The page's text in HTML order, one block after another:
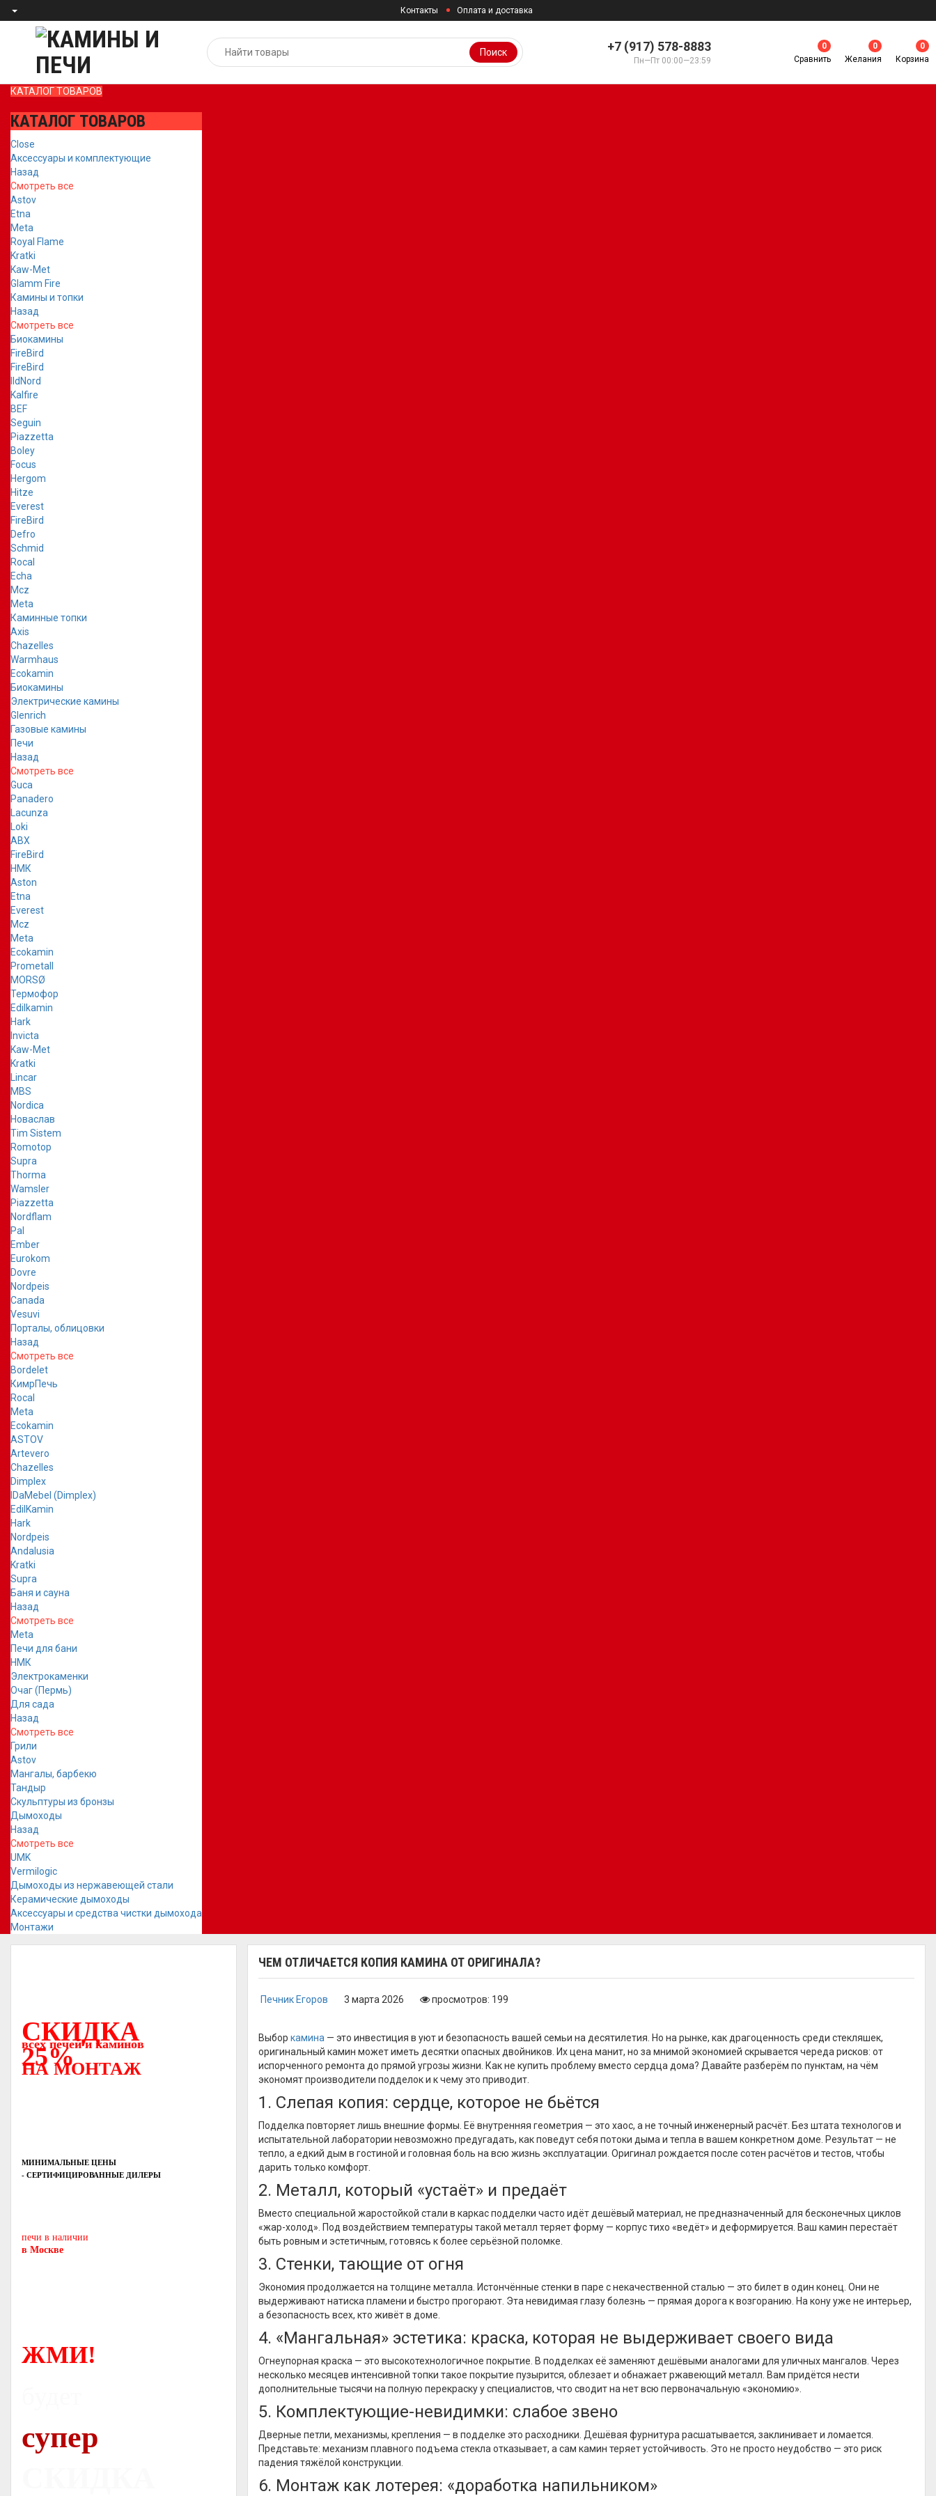
Контакты Оплата и доставка
+7 (917) 578-8883
Пн—Пт 00:00—23:59
Поиск
0
Сравнить
0
Желания
0
Корзина
КАТАЛОГ ТОВАРОВ
КАТАЛОГ ТОВАРОВ
Close
Аксессуары и комплектующие
Назад
Смотреть все
Astov
Etna
Meta
Royal Flame
Kratki
Kaw-Met
Glamm Fire
Камины и топки
Назад
Смотреть все
Биокамины
FireBird
FireBird
IldNord
Kalfire
BEF
Seguin
Piazzetta
Boley
Focus
Hergom
Hitze
Everest
FireBird
Defro
Schmid
Rocal
Echa
Mcz
Meta
Каминные топки
Axis
Chazelles
Warmhaus
Ecokamin
Биокамины
Электрические камины
Glenrich
Газовые камины
Печи
Назад
Смотреть все
Guca
Panadero
Lacunza
Loki
ABX
FireBird
НМК
Aston
Etna
Everest
Mcz
Meta
Ecokamin
Prometall
MORSØ
Термофор
Edilkamin
Hark
Invicta
Kaw-Met
Kratki
Lincar
MBS
Nordica
Новаслав
Tim Sistem
Romotop
Supra
Thorma
Wamsler
Piazzetta
Nordflam
Pal
Ember
Eurokom
Dovre
Nordpeis
Canada
Vesuvi
Порталы, облицовки
Назад
Смотреть все
Bordelet
КимрПечь
Rocal
Meta
Ecokamin
ASTOV
Artevero
Chazelles
Dimplex
IDaMebel (Dimplex)
EdilKamin
Hark
Nordpeis
Andalusia
Kratki
Supra
Баня и сауна
Назад
Смотреть все
Meta
Печи для бани
НМК
Электрокаменки
Очаг (Пермь)
Для сада
Назад
Смотреть все
Грили
Astov
Мангалы, барбекю
Тандыр
Скульптуры из бронзы
Дымоходы
Назад
Смотреть все
UMK
Vermilogic
Дымоходы из нержавеющей стали
Керамические дымоходы
Аксессуары и средства чистки дымохода
Монтажи
СКИДКА
всех печей и каминов
25%
НА МОНТАЖ
МИНИМАЛЬНЫЕ ЦЕНЫ
- СЕРТИФИЦИРОВАННЫЕ ДИЛЕРЫ
печи в наличии
в Москве
ЖМИ!
супер
ЧЕМ ОТЛИЧАЕТСЯ КОПИЯ КАМИНА ОТ ОРИГИНАЛА?
Печник Егоров 3 марта 2026 просмотров: 199
Выбор камина — это инвестиция в уют и безопасность вашей семьи на десятилетия. Но на рынке, как драгоценность среди стекляшек,
оригинальный камин может иметь десятки опасных двойников. Их цена манит, но за мнимой экономией скрывается череда рисков: от
испорченного ремонта до прямой угрозы жизни. Как не купить проблему вместо сердца дома? Давайте разберём по пунктам, на чём
экономят производители подделок и к чему это приводит.
1. Слепая копия: сердце, которое не бьётся
Подделка повторяет лишь внешние формы. Её внутренняя геометрия — это хаос, а не точный инженерный расчёт. Без штата технологов и
испытательной лаборатории невозможно предугадать, как поведут себя потоки дыма и тепла в вашем конкретном доме. Результат — не
тепло, а едкий дым в гостиной и головная боль на всю жизнь эксплуатации. Оригинал рождается после сотен расчётов и тестов, чтобы
дарить только комфорт.
2. Металл, который «устаёт» и предаёт
Вместо специальной жаростойкой стали в каркас подделки часто идёт дешёвый материал, не предназначенный для бесконечных циклов
«жар-холод». Под воздействием температуры такой металл теряет форму — корпус тихо «ведёт» и деформируется. Ваш камин перестаёт
быть ровным и эстетичным, готовясь к более серьёзной поломке.
3. Стенки, тающие от огня
Экономия продолжается на толщине металла. Истончённые стенки в паре с некачественной сталью — это билет в один конец. Они не
выдерживают натиска пламени и быстро прогорают. Эта невидимая глазу болезнь — прямая дорога к возгоранию. На кону уже не интерьер,
а безопасность всех, кто живёт в доме.
4. «Мангальная» эстетика: краска, которая не выдерживает своего вида
Огнеупорная краска — это высокотехнологичное покрытие. В подделках её заменяют дешёвыми аналогами для уличных мангалов. Через
несколько месяцев интенсивной топки такое покрытие пузырится, облезает и обнажает ржавеющий металл. Вам придётся нести
дополнительные тысячи на полную перекраску у специалистов, что сводит на нет всю первоначальную «экономию».
5. Комплектующие-невидимки: слабое звено
Дверные петли, механизмы, крепления — в подделке это расходники. Дешёвая фурнитура расшатывается, заклинивает и ломается.
Представьте: механизм плавного подъема стекла отказывает, а сам камин теряет устойчивость. Это не просто неудобство — это риск
падения тяжёлой конструкции.
6. Монтаж как лотерея: «доработка напильником»